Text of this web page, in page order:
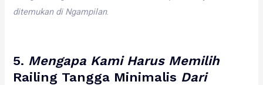
ditemukan di Ngampilan.
5. Mengapa Kami Harus Memilih
Railing Tangga Minimalis Dari